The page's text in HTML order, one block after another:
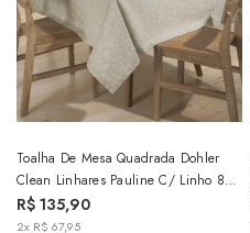
Toalha De Mesa Quadrada Dohler
Clean Linhares Pauline C/ Linho 8
Lugares 2,00m X 2,00m
R$ 135,90
2x R$ 67,95